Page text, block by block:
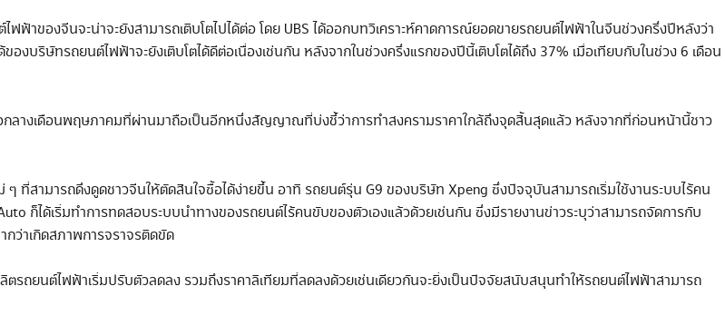
าของจีนจะน่าจะยังสามารถเติบโตไปได้ต่อ โดย UBS ได้ออกบทวิเคราะห์คาดการณ์ยอดขายรถยนต์ไฟฟ้าในจีนช่วงครึ่งปีหลังว่า
งบริษัทรถยนต์ไฟฟ้าจะยังเติบโตได้ดีต่อเนื่องเช่นกัน หลังจากในช่วงครึ่งแรกของปีนี้เติบโตได้ถึง 37% เมื่อเทียบกับในช่วง 6 เดือน
างเดือนพฤษภาคมที่ผ่านมาถือเป็นอีกหนึ่งสัญญาณที่บ่งชึ้ว่าการทำสงครามราคาใกล้ถึงจุดสิ้นสุดแล้ว หลังจากที่ก่อนหน้านี้ชาว
ที่สามารถดึงดูดชาวจีนให้ตัดสินใจซื้อได้ง่ายขึ้น อาทิ รถยนต์รุ่น G9 ของบริษัท Xpeng ซึ่งปัจจุบันสามารถเริ่มใช้งานระบบไร้คน
ก็ได้เริ่มทำการทดสอบระบบนำทางของรถยนต์ไร้คนขับของตัวเองแล้วด้วยเช่นกัน ซึ่งมีรายงานข่าวระบุว่าสามารถจัดการกับ
ว่าเกิดสภาพการจราจรติดขัด
รถยนต์ไฟฟ้าเริ่มปรับตัวลดลง รวมถึงราคาลิเทียมที่ลดลงด้วยเช่นเดียวกันจะยิ่งเป็นปัจจัยสนับสนุนทำให้รถยนต์ไฟฟ้าสามารถ